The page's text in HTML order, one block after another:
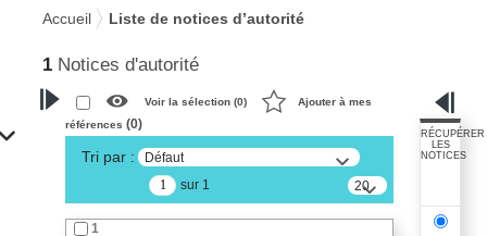
Accueil Liste de notices d’autorité
1 Notices d'autorité
VOTRE RECHERCHE
Recherche avancée dans les
notices d’autorité
Œuvres liées à l'auteur :
Voir la sélection (0)
Ajouter à mes
références (0)
Tri par :
Défaut
sur 1
20
résultats/page
1
RÉCUPÉRER
LES
NOTICES